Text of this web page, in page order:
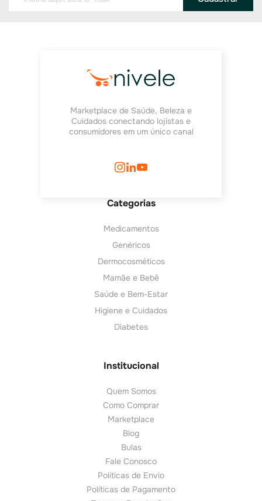
Marketplace de Saúde, Beleza e
Cuidados conectando lojistas e
consumidores em um único canal
Categorias
Medicamentos
Genéricos
Dermocosméticos
Mamãe e Bebê
Saúde e Bem-Estar
Higiene e Cuidados
Diabetes
Institucional
Quem Somos
Como Comprar
Marketplace
Blog
Bulas
Fale Conosco
Políticas de Envio
Políticas de Pagamento